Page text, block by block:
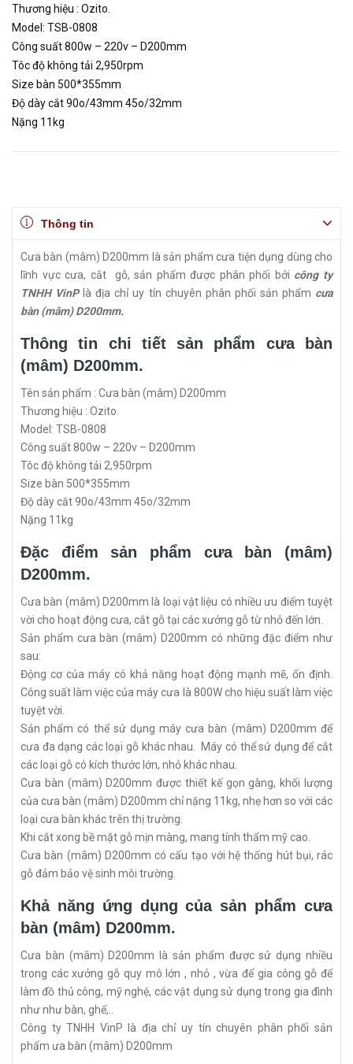
Thương hiệu : Ozito.
Model: TSB-0808
Công suất 800w – 220v – D200mm
Tôc độ không tải 2,950rpm
Size bàn 500*355mm
Độ dày cắt 90o/43mm 45o/32mm
Nặng 11kg
Thông tin
Cưa bàn (mâm) D200mm là sản phẩm cưa tiện dụng dùng cho
lĩnh vực cưa, cắt gỗ, sản phẩm được phân phối bởi công ty
TNHH VinPlà địa chỉ uy tín chuyên phân phối sản phẩm cưa
bàn (mâm) D200mm.
Thông tin chi tiết sản phẩm cưa bàn
(mâm) D200mm.
Tên sản phẩm : Cưa bàn (mâm) D200mm
Thương hiệu : Ozito.
Model: TSB-0808
Công suất 800w – 220v – D200mm
Tôc độ không tải 2,950rpm
Size bàn 500*355mm
Độ dày cắt 90o/43mm 45o/32mm
Nặng 11kg
Đặc điểm sản phẩm cưa bàn (mâm)
D200mm.
Cưa bàn (mâm) D200mm là loại vật liệu có nhiều ưu điểm tuyệt
vời cho hoạt động cưa, cắt gỗ tại các xưởng gỗ từ nhỏ đến lớn.
Sản phẩm cưa bàn (mâm) D200mm có những đặc điểm như
sau:
Động cơ của máy có khả năng hoạt động mạnh mẽ, ổn định.
Công suất làm việc của máy cưa là 800W cho hiệu suất làm việc
tuyệt vời.
Sản phẩm có thể sử dụng máy cưa bàn (mâm) D200mm để
cưa đa dạng các loại gỗ khác nhau. Máy có thể sử dụng để cắt
các loại gỗ có kích thước lớn, nhỏ khác nhau.
Cưa bàn (mâm) D200mm được thiết kế gọn gàng, khối lượng
của cưa bàn (mâm) D200mm chỉ nặng 11kg, nhẹ hơn so với các
loại cưa bàn khác trên thị trường.
Khi cắt xong bề mặt gỗ mịn màng, mang tính thẩm mỹ cao.
Cưa bàn (mâm) D200mm có cấu tạo với hệ thống hút bụi, rác
gỗ đảm bảo vệ sinh môi trường.
Khả năng ứng dụng của sản phẩm cưa
bàn (mâm) D200mm.
Cưa bàn (mâm) D200mm là sản phẩm được sử dụng nhiều
trong các xưởng gỗ quy mô lớn , nhỏ , vừa để gia công gỗ để
làm đồ thủ công, mỹ nghệ, các vật dụng sử dụng trong gia đình
như như bàn, ghế,..
Công ty TNHH VinP là địa chỉ uy tín chuyên phân phối sản
phẩm ưa bàn (mâm) D200mm